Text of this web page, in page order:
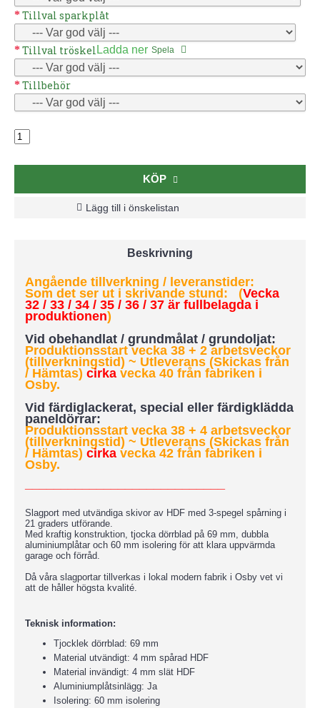
Tillval sparkplåt
Tillval tröskel Ladda ner Spela
Tillbehör
KÖP
Lägg till i önskelistan
Beskrivning
Angående tillverkning / leveranstider:
Som det ser ut i skrivande stund: (Vecka
32 / 33 / 34 / 35 / 36 / 37 är fullbelagda i
produktionen)
Vid obehandlat / grundmålat / grundoljat:
Produktionsstart vecka 38 + 2 arbetsveckor
(tillverkningstid) ~ Utleverans (Skickas från
/ Hämtas) cirka vecka 40 från fabriken i
Osby.
Vid färdiglackerat, special eller färdigklädda
paneldörrar:
Produktionsstart vecka 38 + 4 arbetsveckor
(tillverkningstid) ~ Utleverans (Skickas från
/ Hämtas) cirka vecka 42 från fabriken i
Osby.
Slagport med utvändiga skivor av HDF med 3-spegel spårning i
21 graders utförande.
Med kraftig konstruktion, tjocka dörrblad på 69 mm, dubbla
aluminiumplåtar och 60 mm isolering för att klara uppvärmda
garage och förråd.
Då våra slagportar tillverkas i lokal modern fabrik i Osby vet vi
att de håller högsta kvalité.
Teknisk information:
Tjocklek dörrblad: 69 mm
Material utvändigt: 4 mm spårad HDF
Material invändigt: 4 mm slät HDF
Aluminiumplåtsinlägg: Ja
Isolering: 60 mm isolering